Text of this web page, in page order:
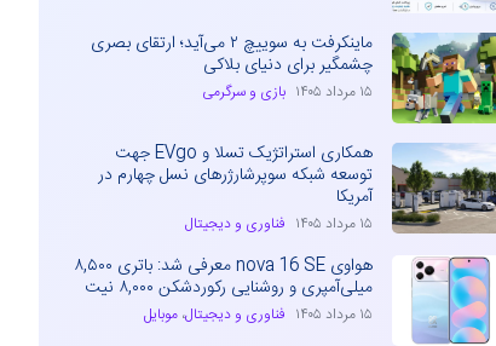
ماینکرفت به سوییچ ۲ می‌آید؛ ارتقای بصری
چشمگیر برای دنیای بلاکی
۱۵ مرداد ۱۴۰۵ بازی و سرگرمی
همکاری استراتژیک تسلا و EVgo جهت
توسعه شبکه سوپرشارژرهای نسل چهارم در
آمریکا
۱۵ مرداد ۱۴۰۵ فناوری و دیجیتال
هواوی nova 16 SE معرفی شد: باتری ۸,۵۰۰
میلی‌آمپری و روشنایی رکوردشکن ۸,۰۰۰ نیت
۱۵ مرداد ۱۴۰۵ فناوری و دیجیتال،موبایل